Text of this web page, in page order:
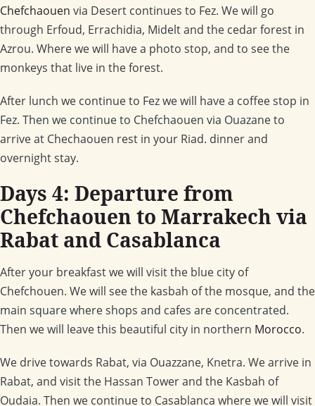
Chefchaouen via Desert continues to Fez. We will go
through Erfoud, Errachidia, Midelt and the cedar forest in
Azrou. Where we will have a photo stop, and to see the
monkeys that live in the forest.
After lunch we continue to Fez we will have a coffee stop in
Fez. Then we continue to Chefchaouen via Ouazane to
arrive at Chechaouen rest in your Riad. dinner and
overnight stay.
Days 4: Departure from
Chefchaouen to Marrakech via
Rabat and Casablanca
After your breakfast we will visit the blue city of
Chefchouen. We will see the kasbah of the mosque, and the
main square where shops and cafes are concentrated.
Then we will leave this beautiful city in northern Morocco.
We drive towards Rabat, via Ouazzane, Knetra. We arrive in
Rabat, and visit the Hassan Tower and the Kasbah of
Oudaia. Then we continue to Casablanca where we will visit